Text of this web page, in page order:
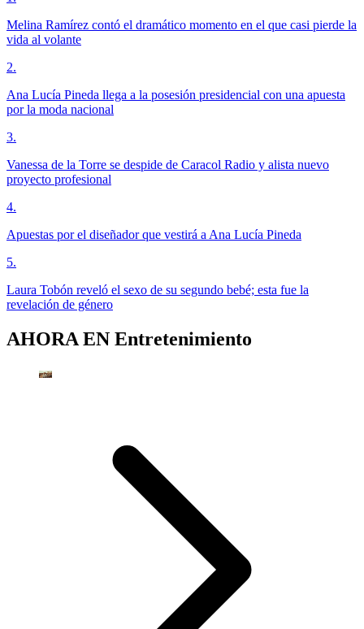
Melina Ramírez contó el dramático momento en el que casi pierde la
vida al volante
2.
Ana Lucía Pineda llega a la posesión presidencial con una apuesta
por la moda nacional
3.
Vanessa de la Torre se despide de Caracol Radio y alista nuevo
proyecto profesional
4.
Apuestas por el diseñador que vestirá a Ana Lucía Pineda
5.
Laura Tobón reveló el sexo de su segundo bebé; esta fue la
revelación de género
AHORA EN Entretenimiento